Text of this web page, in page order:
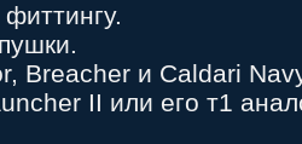
Breacher и Caldari
II или его т1